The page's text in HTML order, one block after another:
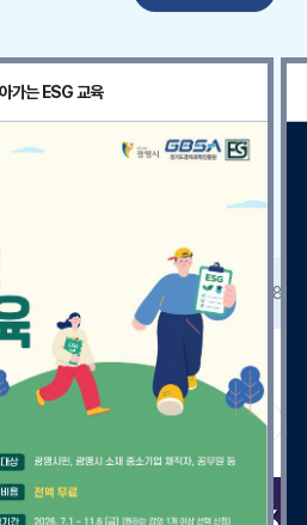
[공지] 똑똑하게 임직원 교육 준비하기! (찾아가는 경기 ESG 무료 교육 신청 안내) 2026-07-28
강의만 모았습니다!
가는 ESG 교육